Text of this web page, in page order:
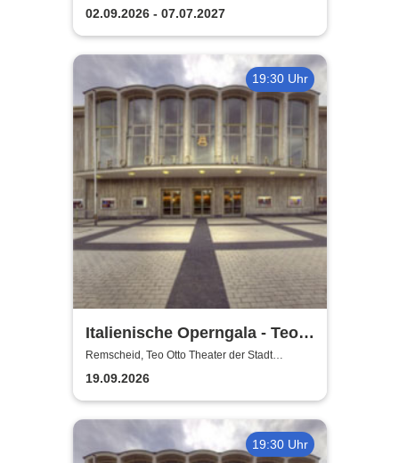
Remscheid
Remscheid
02.09.2026 - 07.07.2027
19:30 Uhr
Italienische Operngala - Teo
Otto Theater der Stadt
Remscheid
Remscheid, Teo Otto Theater der Stadt
Remscheid
19.09.2026
19:30 Uhr